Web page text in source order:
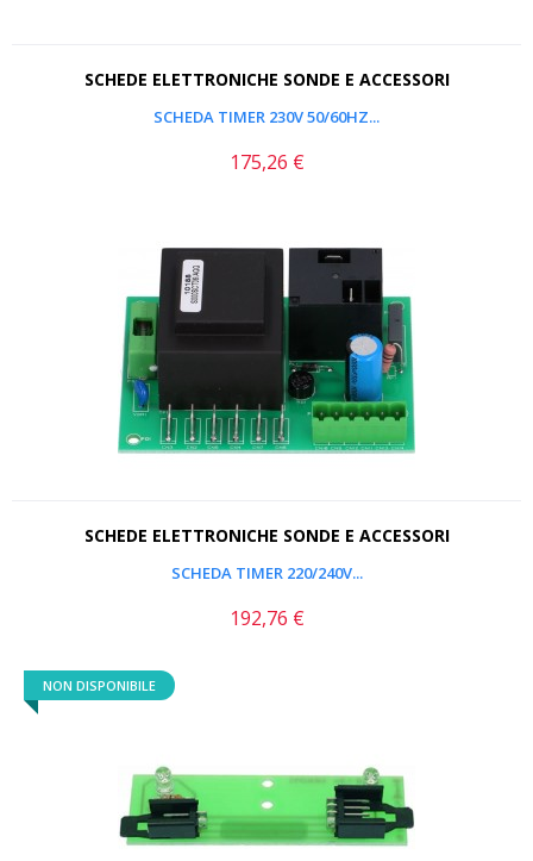
SCHEDE ELETTRONICHE SONDE E ACCESSORI
SCHEDA TIMER 230V 50/60HZ...
Prezzo
175,26 €
SCHEDE ELETTRONICHE SONDE E ACCESSORI
SCHEDA TIMER 220/240V...
Prezzo
192,76 €
NON DISPONIBILE